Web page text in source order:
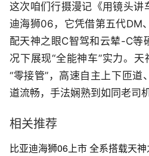
这次咱们行摄漫记《用镜头讲
迪海狮06，它凭借第五代DM
配天神之眼C智驾和云辇-C等
况下展现“全能神车”实力。
“零接管”，高速自主上下匝道
道流畅，手法娴熟到如同老司机
相关推荐
比亚迪海狮06上市 全系搭载天